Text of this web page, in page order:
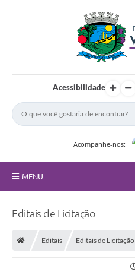
Acessibilidade
Acompanhe-nos:
MENU
Editais de Licitação
Editais Editais de Licitação